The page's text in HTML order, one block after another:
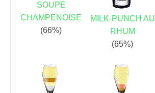
SOUPE
CHAMPENOISE
(66%)
MILK-PUNCH AU
RHUM
(65%)